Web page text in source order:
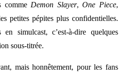
comme Demon Slayer,One Piece,
petites pépites plus confidentielles.
simulcast, c’est-à-dire quelques
sous-titrée.
mais honnêtement, pour les fans